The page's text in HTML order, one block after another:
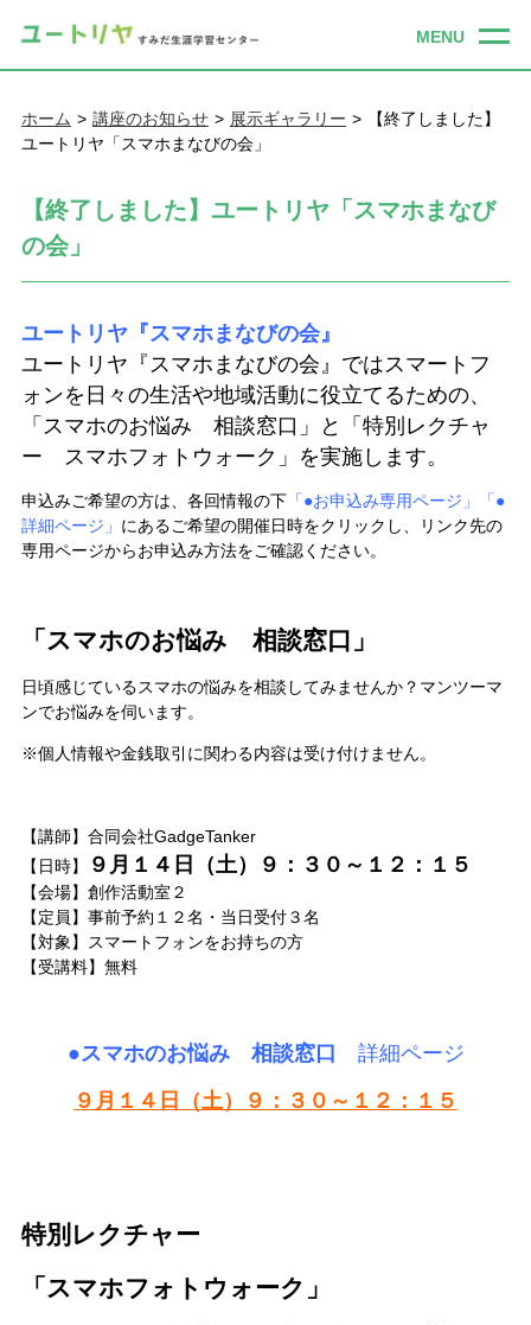
ホーム 講座のお知らせ 展示ギャラリー
【終了しました】
ユートリヤ「スマホまなびの会」
【終了しました】ユートリヤ「スマホまなび
の会」
ユートリヤ『スマホまなびの会』
ユートリヤ『スマホまなびの会』ではスマートフ
ォンを日々の生活や地域活動に役立てるための、
「スマホのお悩み 相談窓口」と「特別レクチャ
ー スマホフォトウォーク」を実施します。
申込みご希望の方は、各回情報の下「●お申込み専用ページ」「●
詳細ページ」 にあるご希望の開催日時をクリックし、リンク先の
専用ページからお申込み方法をご確認ください。
「スマホのお悩み 相談窓口」
日頃感じているスマホの悩みを相談してみませんか？マンツーマ
ンでお悩みを伺います。
※個人情報や金銭取引に関わる内容は受け付けません。
【講師】合同会社GadgeTanker
【日時】
９月１４日（土）９：３０～１２：１５
【会場】創作活動室２
【定員】事前予約１２名・当日受付３名
【対象】スマートフォンをお持ちの方
【受講料】無料
●スマホのお悩み 相談窓口
詳細ページ
９月１４日（土）９：３０～１２：１５
特別レクチャー
「スマホフォトウォーク」